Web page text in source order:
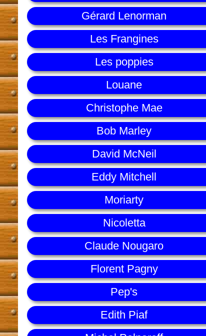
Gérard Lenorman
Les Frangines
Les poppies
Louane
Christophe Mae
Bob Marley
David McNeil
Eddy Mitchell
Moriarty
Nicoletta
Claude Nougaro
Florent Pagny
Pep's
Edith Piaf